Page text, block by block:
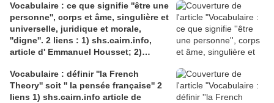
dramaturgie Lola Molina à l’Espace
Saint-Laurent, Pont-à-Mousson 2
liens : 1) lien meec.org; 2)
lemeac.com
Vocabulaire : ce que signifie ''être une
personne'', corps et âme, singulière et
universelle, juridique et morale,
''digne''. 2 liens : 1) shs.cairn.info,
article d' Emmanuel Housset; 2)
Julian Roche
Vocabulaire : définir ''la French
Theory'' soit '' la pensée française'' 2
liens 1) shs.cairn.info article de